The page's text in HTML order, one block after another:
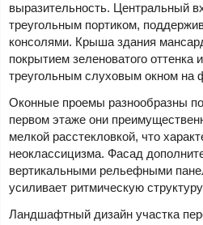
выразительность. Центральный
треугольным портиком,
консолями. Крыша здания
покрытием зеленоватого оттенка
треугольным слуховым окном на
Оконные проемы разнообразны
первом этаже они
мелкой расстекловкой, что
неоклассицизма. Фасад
вертикальными рельефными
усиливает ритмическую
Ландшафтный дизайн участка